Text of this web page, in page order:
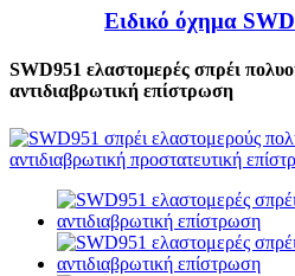
Ειδικό όχημα
SWD951 ελαστομερές σπρέι
αντιδιαβρωτική επίστρωση